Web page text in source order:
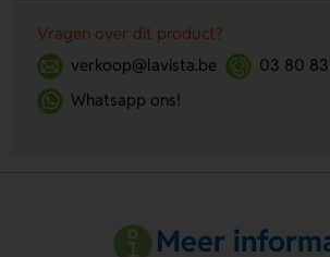
Vragen over dit product?
verkoop@lavista.be
03 80
Whatsapp ons!
Meer